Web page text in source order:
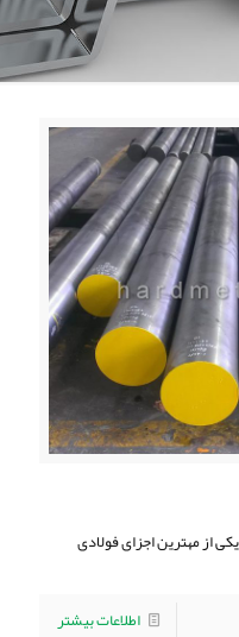
از مهترین اجزای فولادی
اطلاعات بیشتر